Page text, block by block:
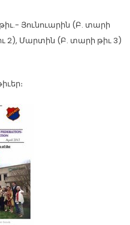
Յունուարին (Բ. տարի
2), Մարտին (Բ. տարի թիւ 3)